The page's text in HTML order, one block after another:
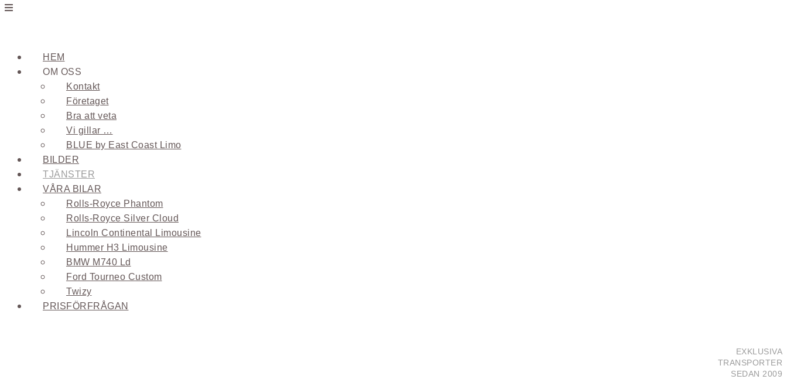
HEM
OM OSS
Kontakt
Företaget
Bra att veta
Vi gillar …
BLUE by East Coast Limo
BILDER
TJÄNSTER
VÅRA BILAR
Rolls-Royce Phantom
Rolls-Royce Silver Cloud
Lincoln Continental Limousine
Hummer H3 Limousine
BMW M740 Ld
Ford Tourneo Custom
Twizy
PRISFÖRFRÅGAN
EXKLUSIVA
TRANSPORTER
SEDAN 2009